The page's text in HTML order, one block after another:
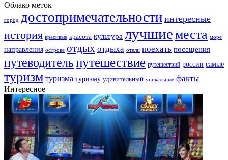
Облако меток
город достопримечательности интересные
история красивые красота культура лучшиеместа море
направления острове отдых отдыха отели поехать посещения
путеводительпутешествие путешествий россии самые
туризм туризма туризму удивительный уникальные факты
Интересное